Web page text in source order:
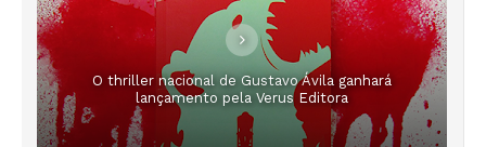
O thriller nacional de Gustavo Ávila ganhará
lançamento pela Verus Editora